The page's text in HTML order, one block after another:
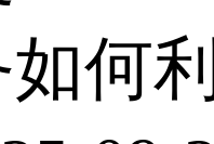
何